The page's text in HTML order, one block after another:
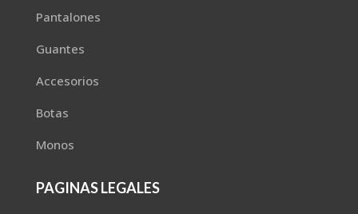
Pantalones
Guantes
Accesorios
Botas
Monos
PAGINAS LEGALES